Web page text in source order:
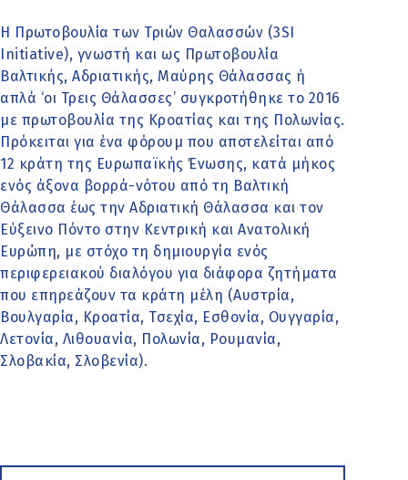
Η Πρωτοβουλία των Τριών Θαλασσών (3SI
Initiative), γνωστή και ως Πρωτοβουλία
Βαλτικής, Αδριατικής, Μαύρης Θάλασσας ή
απλά ‘οι Τρεις Θάλασσες’ συγκροτήθηκε το 2016
με πρωτοβουλία της Κροατίας και της Πολωνίας.
Πρόκειται για ένα φόρουμ που αποτελείται από
12 κράτη της Ευρωπαϊκής Ένωσης, κατά μήκος
ενός άξονα βορρά-νότου από τη Βαλτική
Θάλασσα έως την Αδριατική Θάλασσα και τον
Εύξεινο Πόντο στην Κεντρική και Ανατολική
Ευρώπη, με στόχο τη δημιουργία ενός
περιφερειακού διαλόγου για διάφορα ζητήματα
που επηρεάζουν τα κράτη μέλη (Αυστρία,
Βουλγαρία, Κροατία, Τσεχία, Εσθονία, Ουγγαρία,
Λετονία, Λιθουανία, Πολωνία, Ρουμανία,
Σλοβακία, Σλοβενία).